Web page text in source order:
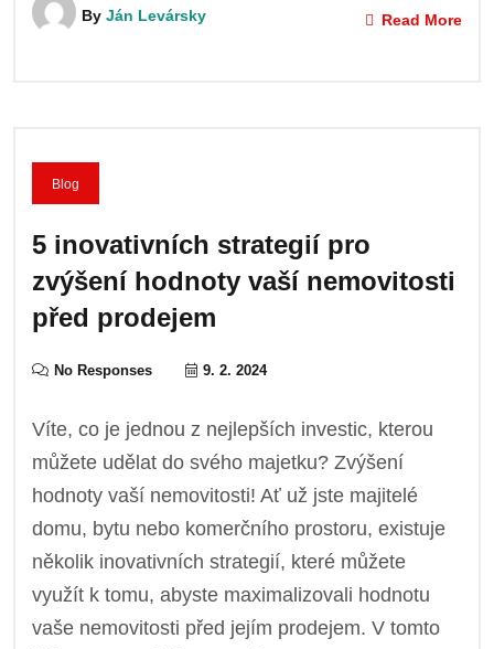
By Ján Levársky Read More
Blog
5 inovativních strategií pro
zvýšení hodnoty vaší nemovitosti
před prodejem
No Responses 9. 2. 2024
Víte, co je jednou z nejlepších investic, kterou
můžete udělat do svého majetku? Zvýšení
hodnoty vaší nemovitosti! Ať už jste majitelé
domu, bytu nebo komerčního prostoru, existuje
několik inovativních strategií, které můžete
využít k tomu, abyste maximalizovali hodnotu
vaše nemovitosti před jejím prodejem. V tomto